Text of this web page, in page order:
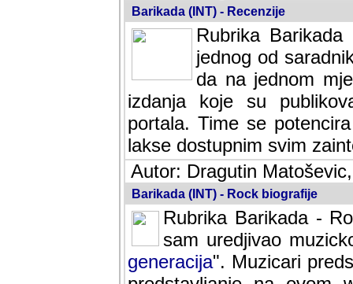
Barikada (INT) - Recenzije
Rubrika
jednog od
da na jednom
izdanja koje su
portala. Time se
lakse dostupnim svim
Autor: Dragutin
Barikada (INT) - Rock biografije
Rubrika Barikada -
sam uredjivao
generacija". Muzicari